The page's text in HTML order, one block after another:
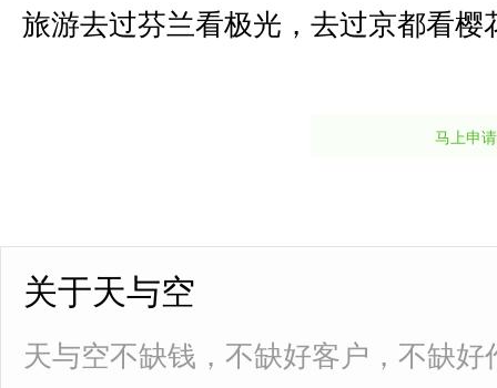
旅游去过芬兰看极光，去过京都看樱
马上申请
关于天与空
天与空不缺钱，不缺好客户，不缺